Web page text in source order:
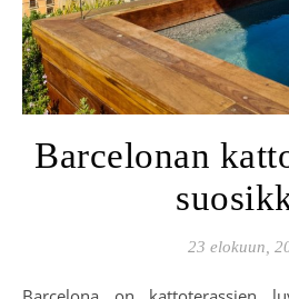
Barcelonan
23 elokuun,